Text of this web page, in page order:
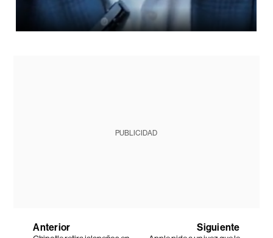
PUBLICIDAD
Anterior Siguiente